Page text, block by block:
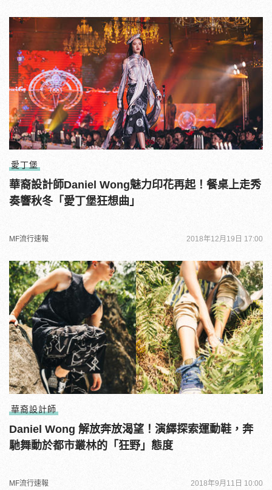
愛丁堡
華裔設計師Daniel Wong魅力印花再起！餐桌上走秀
奏響秋冬「愛丁堡狂想曲」
MF流行速報 2018年12月19日 17:00
華裔設計師
Daniel Wong 解放奔放渴望！演繹探索運動鞋，奔
馳舞動於都市叢林的「狂野」態度
MF流行速報 2018年9月11日 10:00